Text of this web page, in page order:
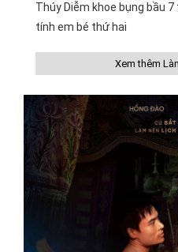
Thúy Diễm khoe bụng bầu
tính em bé thứ hai
Xem thêm